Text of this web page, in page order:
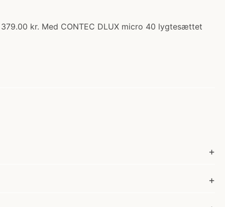
kr. Med CONTEC DLUX micro 40 lygtesættet